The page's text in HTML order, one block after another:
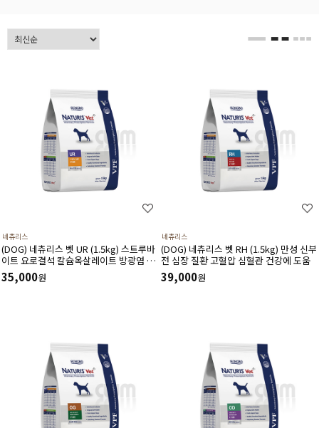
네츄리스
(DOG) 네츄리스 벳 UR (1.5kg) 스트루바
이트 요로결석 칼슘옥살레이트 방광염 결
석 예방 재발 방지에 도움(유통기한26년
11월22일)
35,000원
네츄리스
(DOG) 네츄리스 벳 RH (1.5kg) 만성 신부
전 심장 질환 고혈압 심혈관 건강에 도움
39,000원